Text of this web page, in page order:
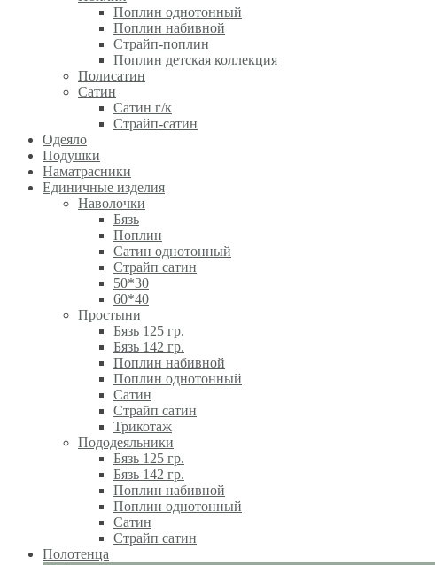
Поплин однотонный
Поплин набивной
Страйп-поплин
Поплин детская коллекция
Полисатин
Сатин
Сатин г/к
Страйп-сатин
Одеяло
Подушки
Наматрасники
Единичные изделия
Наволочки
Бязь
Поплин
Сатин однотонный
Страйп сатин
50*30
60*40
Простыни
Бязь 125 гр.
Бязь 142 гр.
Поплин набивной
Поплин однотонный
Сатин
Страйп сатин
Трикотаж
Пододеяльники
Бязь 125 гр.
Бязь 142 гр.
Поплин набивной
Поплин однотонный
Сатин
Страйп сатин
Полотенца